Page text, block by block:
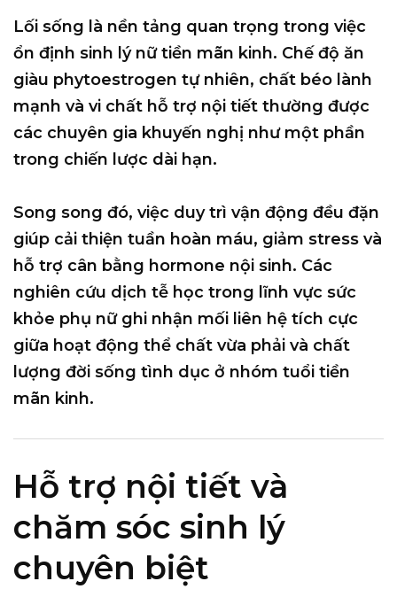
Lối sống là nền tảng quan trọng trong việc
ổn định sinh lý nữ tiền mãn kinh. Chế độ ăn
giàu phytoestrogen tự nhiên, chất béo lành
mạnh và vi chất hỗ trợ nội tiết thường được
các chuyên gia khuyến nghị như một phần
trong chiến lược dài hạn.
Song song đó, việc duy trì vận động đều đặn
giúp cải thiện tuần hoàn máu, giảm stress và
hỗ trợ cân bằng hormone nội sinh. Các
nghiên cứu dịch tễ học trong lĩnh vực sức
khỏe phụ nữ ghi nhận mối liên hệ tích cực
giữa hoạt động thể chất vừa phải và chất
lượng đời sống tình dục ở nhóm tuổi tiền
mãn kinh.
Hỗ trợ nội tiết và
chăm sóc sinh lý
chuyên biệt